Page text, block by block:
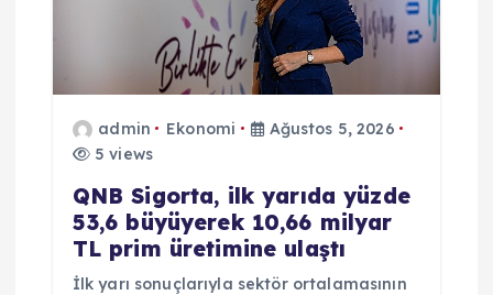
admin Ekonomi
Ağustos 5, 2026
5 views
QNB Sigorta, ilk yarıda yüzde
53,6 büyüyerek 10,66 milyar
TL prim üretimine ulaştı
İlk yarı sonuçlarıyla sektör ortalamasının